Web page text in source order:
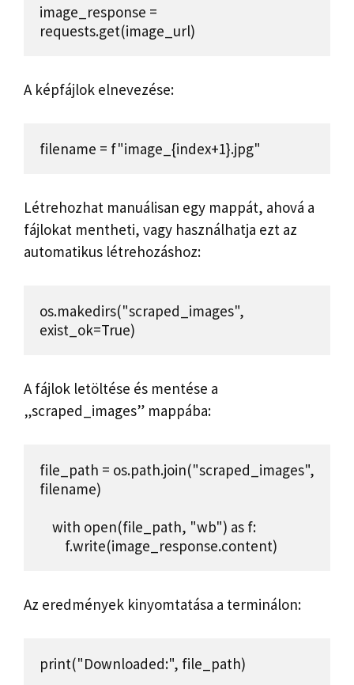
image_response =
requests.get(image_url)
A képfájlok elnevezése:
filename = f"image_{index+1}.jpg"
Létrehozhat manuálisan egy mappát, ahová a
fájlokat mentheti, vagy használhatja ezt az
automatikus létrehozáshoz:
os.makedirs("scraped_images",
exist_ok=True)
A fájlok letöltése és mentése a
„scraped_images” mappába:
file_path = os.path.join("scraped_images",
filename)
with open(file_path, "wb") as f:
f.write(image_response.content)
Az eredmények kinyomtatása a terminálon:
print("Downloaded:", file_path)